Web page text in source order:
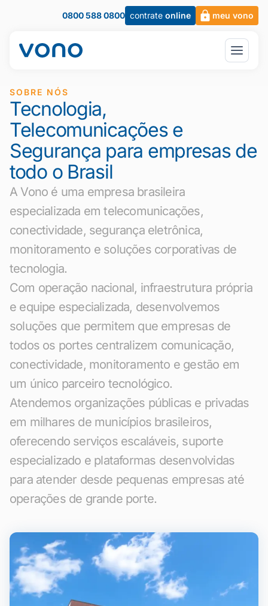
0800 588 0800 contrate online meu vono
SOBRE NÓS
Tecnologia,
Telecomunicações e
Segurança para empresas de
todo o Brasil
A Vono é uma empresa brasileira
especializada em telecomunicações,
conectividade, segurança eletrônica,
monitoramento e soluções corporativas de
tecnologia.
Com operação nacional, infraestrutura própria
e equipe especializada, desenvolvemos
soluções que permitem que empresas de
todos os portes centralizem comunicação,
conectividade, monitoramento e gestão em
um único parceiro tecnológico.
Atendemos organizações públicas e privadas
em milhares de municípios brasileiros,
oferecendo serviços escaláveis, suporte
especializado e plataformas desenvolvidas
para atender desde pequenas empresas até
operações de grande porte.